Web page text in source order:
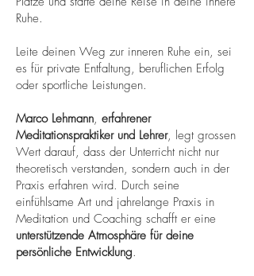
Ruhe.
Leite deinen Weg zur inneren Ruhe ein, sei
es für private Entfaltung, beruflichen Erfolg
oder sportliche Leistungen.
Marco Lehmann, erfahrener
Meditationspraktiker und Lehrer, legt grossen
Wert darauf, dass der Unterricht nicht nur
theoretisch verstanden, sondern auch in der
Praxis erfahren wird. Durch seine
einfühlsame Art und jahrelange Praxis in
Meditation und Coaching schafft er eine
unterstützende Atmosphäre für deine
persönliche Entwicklung.